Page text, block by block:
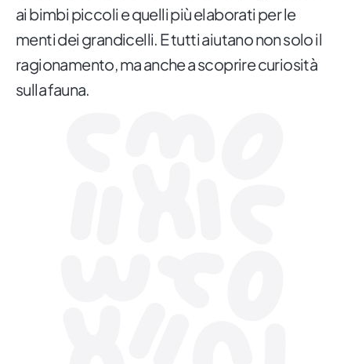
ai bimbi piccoli e quelli più elaborati per le
menti dei grandicelli. E tutti aiutano non solo il
ragionamento, ma anche a scoprire curiosità
sulla fauna.